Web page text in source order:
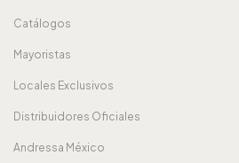
Catálogos
Mayoristas
Locales Exclusivos
Distribuidores Oficiales
Andressa México